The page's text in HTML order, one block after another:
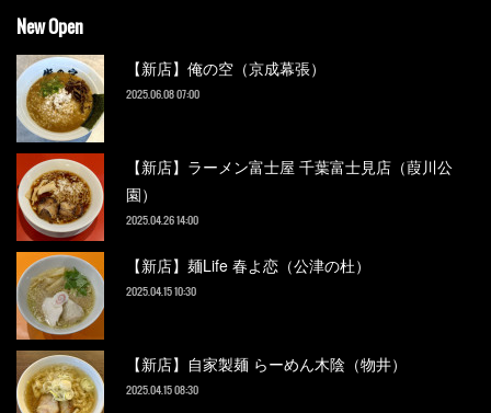
New Open
【新店】俺の空（京成幕張）
2025.06.08 07:00
【新店】ラーメン富士屋 千葉富士見店（葭川公
園）
2025.04.26 14:00
【新店】麺Life 春よ恋（公津の杜）
2025.04.15 10:30
【新店】自家製麺 らーめん木陰（物井）
2025.04.15 08:30